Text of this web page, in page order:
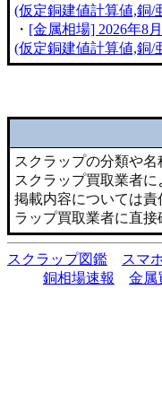
(仮定銅建値計算値,銅/
・ [金属相場] 2026年8
(仮定銅建値計算値,銅/
スクラップの分類や
スクラップ買取業者に
掲載内容については
ラップ買取業者に直接
スクラップ図鑑 スマ
銅相場速報
金属